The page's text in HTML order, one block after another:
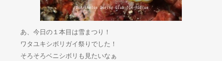
あ、今日の１本目は雪まつり！
ワタユキシボリガイ祭りでした！
そろそろベニシボリも見たいなぁ